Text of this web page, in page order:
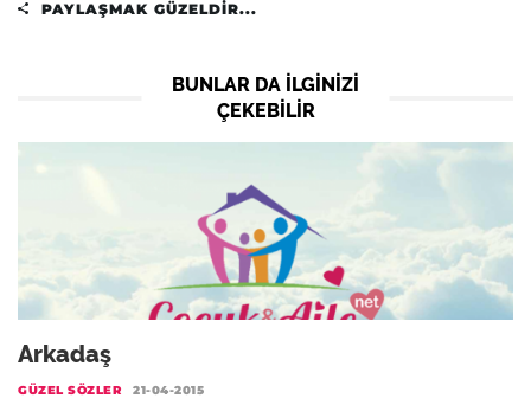
PAYLAŞMAK GÜZELDIR...
BUNLAR DA ILGINIZI
ÇEKEBILIR
Arkadaş
GÜZEL SÖZLER 21-04-2015